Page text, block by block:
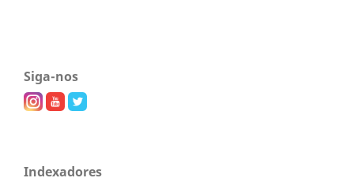
Siga-nos
Indexadores